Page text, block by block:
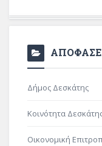
Δήμος Δεσκάτης
Κοινότητα
Οικονομική